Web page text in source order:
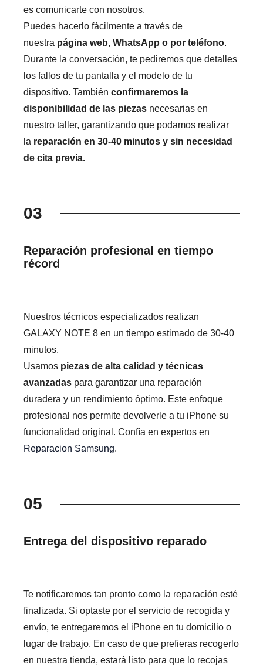
es comunicarte con nosotros.
Puedes hacerlo fácilmente a través de
nuestra página web, WhatsApp o por teléfono.
Durante la conversación, te pediremos que detalles
los fallos de tu pantalla y el modelo de tu
dispositivo. Tambiénconfirmaremos la
disponibilidad de las piezas necesarias en
nuestro taller, garantizando que podamos realizar
la reparación en 30-40 minutos y sin necesidad
de cita previa.
03
Reparación profesional en tiempo
récord
Nuestros técnicos especializados realizan
GALAXY NOTE 8 en un tiempo estimado de 30-40
minutos.
Usamos piezas de alta calidad y técnicas
avanzadas para garantizar una reparación
duradera y un rendimiento óptimo. Este enfoque
profesional nos permite devolverle a tu iPhone su
funcionalidad original. Confía en expertos en
Reparacion Samsung.
05
Entrega del dispositivo reparado
Te notificaremos tan pronto como la reparación esté
finalizada. Si optaste por el servicio de recogida y
envío, te entregaremos el iPhone en tu domicilio o
lugar de trabajo. En caso de que prefieras recogerlo
en nuestra tienda, estará listo para que lo recojas